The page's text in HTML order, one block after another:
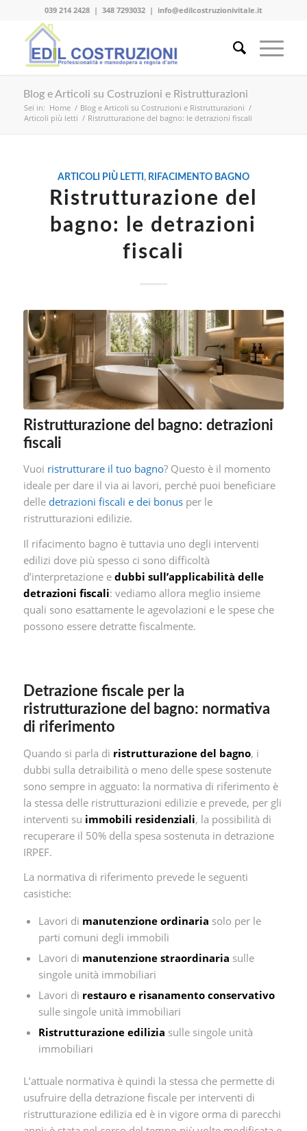
039 214 2428| 348 7293032| info@edilcostruzionivitale.it
Blog e Articoli su Costruzioni e Ristrutturazioni
Sei in: Home / Blog e Articoli su Costruzioni e Ristrutturazioni /
Articoli più letti / Ristrutturazione del bagno: le detrazioni fiscali
ARTICOLI PIÙ LETTI , RIFACIMENTO BAGNO
Ristrutturazione del
bagno: le detrazioni
fiscali
Ristrutturazione del bagno: detrazioni
fiscali
Vuoi ristrutturare il tuo bagno? Questo è il momento
ideale per dare il via ai lavori, perché puoi beneficiare
delle detrazioni fiscali e dei bonusper le
ristrutturazioni edilizie.
Il rifacimento bagno è tuttavia uno degli interventi
edilizi dove più spesso ci sono difficoltà
d’interpretazione e dubbi sull’applicabilità delle
detrazioni fiscali: vediamo allora meglio insieme
quali sono esattamente le agevolazioni e le spese che
possono essere detratte fiscalmente.
Detrazione fiscale per la
ristrutturazione del bagno: normativa
di riferimento
Quando si parla di ristrutturazione del bagno, i
dubbi sulla detraibilità o meno delle spese sostenute
sono sempre in agguato: la normativa di riferimento è
la stessa delle ristrutturazioni edilizie e prevede, per gli
interventi su immobili residenziali, la possibilità di
recuperare il 50% della spesa sostenuta in detrazione
IRPEF.
La normativa di riferimento prevede le seguenti
casistiche:
Lavori di manutenzione ordinaria solo per le
parti comuni degli immobili
Lavori di manutenzione straordinaria sulle
singole unità immobiliari
Lavori di restauro e risanamento conservativo
sulle singole unità immobiliari
Ristrutturazione edilizia sulle singole unità
immobiliari
L’attuale normativa è quindi la stessa che permette di
usufruire della detrazione fiscale per interventi di
ristrutturazione edilizia ed è in vigore orma di parecchi